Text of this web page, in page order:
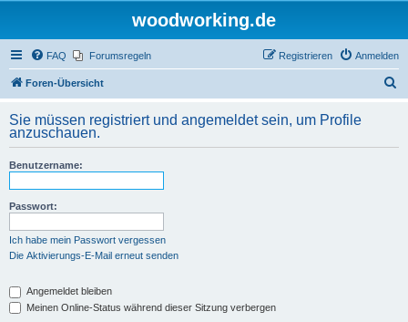
woodworking.de
FAQ Forumsregeln Anmelden
Registrieren
Foren-Übersicht
h
Sie müssen registriert und angemeldet sein, um Profile
anzuschauen.
Benutzername:
Passwort:
Ich habe mein Passwort vergessen
Die Aktivierungs-E-Mail erneut senden
Angemeldet bleiben
Meinen Online-Status während dieser Sitzung verbergen